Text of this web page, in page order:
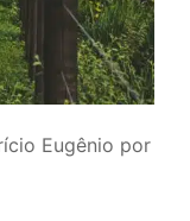
Eugênio por